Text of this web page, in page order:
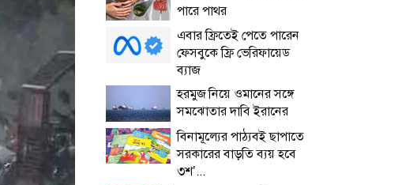
পারে পাথর
এবার ফ্রিতেই পেতে পারেন
ফেসবুকে ফ্রি ভেরিফায়েড
ব্যাজ
হরমুজ নিয়ে ওমানের সঙ্গে
সমঝোতার দাবি ইরানের
বিনামূল্যের পাঠ্যবই ছাপাতে
সরকারের বাড়তি ব্যয় হবে
৩শ’...